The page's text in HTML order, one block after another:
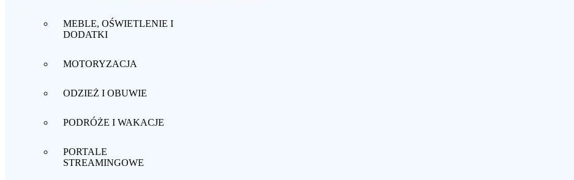
MEBLE, OŚWIETLENIE I
DODATKI
MOTORYZACJA
ODZIEŻ I OBUWIE
PODRÓŻE I WAKACJE
PORTALE
STREAMINGOWE